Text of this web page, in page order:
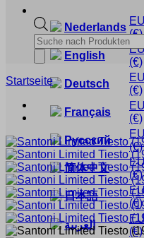
Nederlands
(€)
English
(€)
Deutsch
(€)
Français
(€)
Русский
(€)
简体中文
(€)
日本語
(€)
العربية
(€)
Products
search
Startseite